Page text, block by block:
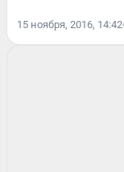
15 ноября, 2016, 14:42